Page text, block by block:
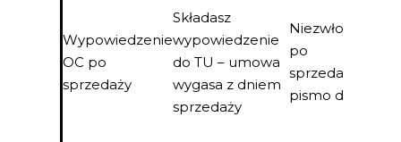
Wypowiedzenie
OC po
sprzedaży
Składasz
wypowiedzenie
do TU – umowa
wygasa z dniem
sprzedaży
Niezwłocznie
po
sprzedaży –
pismo do TU